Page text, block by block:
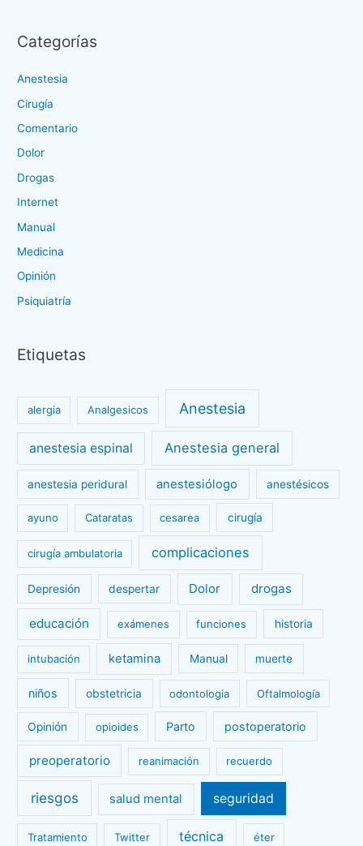
Categorías
Anestesia
Cirugía
Comentario
Dolor
Drogas
Internet
Manual
Medicina
Opinión
Psiquiatría
Etiquetas
alergia Analgesicos Anestesia
anestesia espinal Anestesia general
anestesia peridural anestesiólogo anestésicos
ayuno Cataratas cesarea cirugía
cirugía ambulatoria complicaciones
Depresión despertar Dolor drogas
educación exámenes funciones historia
intubación ketamina Manual muerte
niños obstetricia odontologia Oftalmología
Opinión opioides Parto postoperatorio
preoperatorio reanimación recuerdo
riesgos salud mental seguridad
Tratamiento Twitter técnica éter